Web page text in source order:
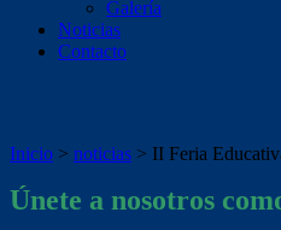
Galería
Noticias
Contacto
Inicio > noticias > II Feria
Únete a nosotros